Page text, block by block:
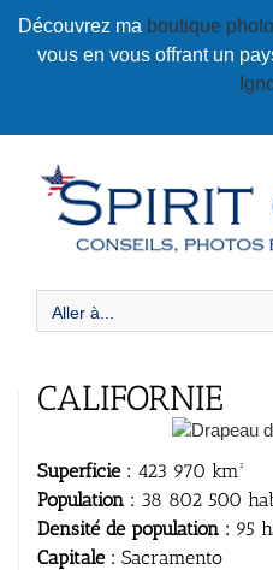
Découvrez ma boutique
vous en vous offrant un
contenu
Aller à...
CALIFORNIE
Superficie : 423 970 km²
Population : 38 802 500
Densité de population : 95
Capitale : Sacramento